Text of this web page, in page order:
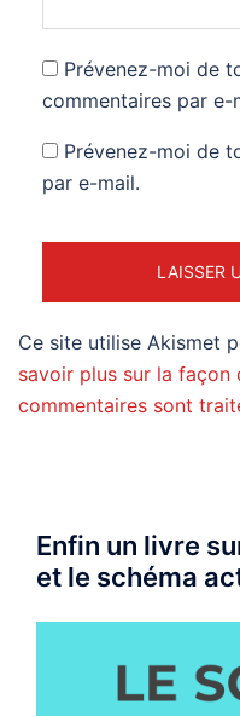
Prévenez-moi de
commentaires par e-
Prévenez-moi de
par e-mail.
Ce site utilise Akismet
savoir plus sur la façon
commentaires sont
Enfin un livre
et le schéma